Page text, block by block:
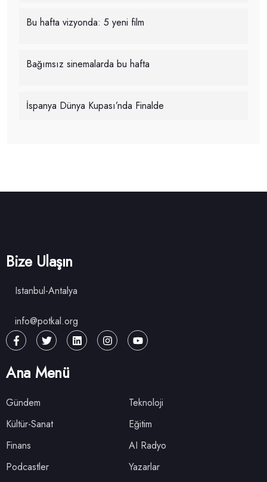
Bu hafta vizyonda: 5 yeni film
Bağımsız sinemalarda bu hafta
İspanya Dünya Kupası’nda Finalde
Bize Ulaşın
Istanbul-Antalya
info@potkal.org
Ana Menü
Gündem
Teknoloji
Kültür-Sanat
Eğitim
Finans
AI Radyo
Podcastler
Yazarlar